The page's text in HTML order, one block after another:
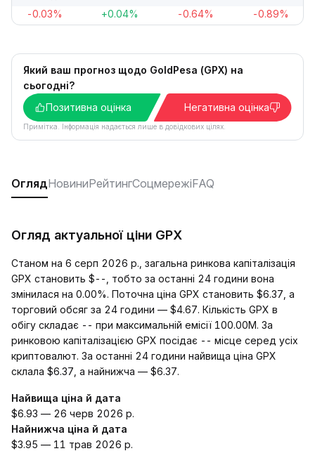
-0.03% +0.04% -0.64% -0.89%
Який ваш прогноз щодо GoldPesa (GPX) на
сьогодні?
Позитивна оцінка
Негативна оцінка
Примітка. Інформація надається лише в довідкових цілях.
ОглядНовиниРейтингСоцмережіFAQ
Огляд актуальної ціни GPX
Станом на 6 серп 2026 р., загальна ринкова капіталізація
GPX становить $--, тобто за останні 24 години вона
змінилася на 0.00%. Поточна ціна GPX становить $6.37, а
торговий обсяг за 24 години — $4.67. Кількість GPX в
обігу складає -- при максимальній емісії 100.00M. За
ринковою капіталізацією GPX посідає -- місце серед усіх
криптовалют. За останні 24 години найвища ціна GPX
склала $6.37, а найнижча — $6.37.
Найвища ціна й дата
$6.93 — 26 черв 2026 р.
Найнижча ціна й дата
$3.95 — 11 трав 2026 р.